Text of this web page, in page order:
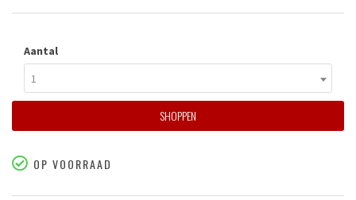
Aantal
1
SHOPPEN
OP VOORRAAD